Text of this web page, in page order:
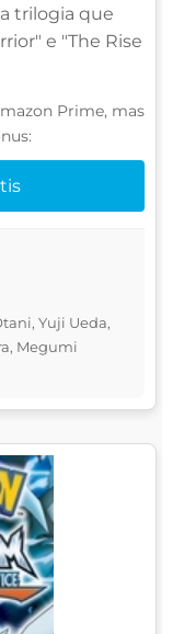
trilogia que
e "The Rise
Prime, mas
Yuji Ueda,
Megumi